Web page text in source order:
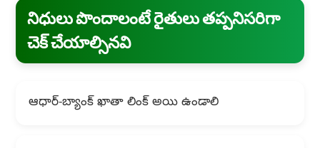
నిధులు పొందాలంటే రైతులు తప్పనిసరిగా
చెక్ చేయాల్సినవి
ఆధార్-బ్యాంక్ ఖాతా లింక్ అయి ఉండాలి